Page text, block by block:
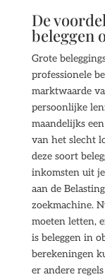
De
beleggen
Grote
professionele
marktwaarde
persoonlijke
maandelijks
van het slecht
deze soort
inkomsten uit
aan de
zoekmachine.
moeten letten,
is beleggen in
berekeningen
er andere